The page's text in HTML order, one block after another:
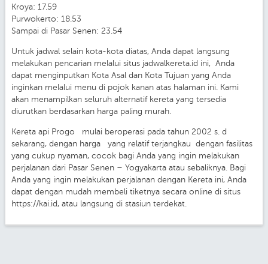
Kroya: 17.59
Purwokerto: 18.53
Sampai di Pasar Senen: 23.54
Untuk jadwal selain kota-kota diatas, Anda dapat langsung
melakukan pencarian melalui situs jadwalkereta.id ini, Anda
dapat menginputkan Kota Asal dan Kota Tujuan yang Anda
inginkan melalui menu di pojok kanan atas halaman ini. Kami
akan menampilkan seluruh alternatif kereta yang tersedia
diurutkan berdasarkan harga paling murah.
Kereta api Progo mulai beroperasi pada tahun 2002 s. d
sekarang, dengan harga yang relatif terjangkau dengan fasilitas
yang cukup nyaman, cocok bagi Anda yang ingin melakukan
perjalanan dari Pasar Senen – Yogyakarta atau sebaliknya. Bagi
Anda yang ingin melakukan perjalanan dengan Kereta ini, Anda
dapat dengan mudah membeli tiketnya secara online di situs
https://kai.id, atau langsung di stasiun terdekat.